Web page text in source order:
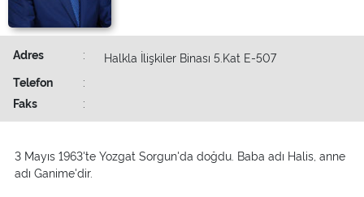
Adres :
Halkla İlişkiler Binası 5.Kat E-507
Telefon
:
Faks
:
3 Mayıs 1963'te Yozgat Sorgun'da doğdu. Baba adı Halis, anne
adı Ganime'dir.